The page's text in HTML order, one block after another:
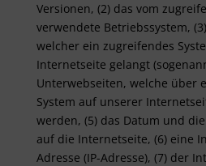
Versionen, (2) das vom
verwendete Betriebssystem,
welcher ein zugreifendes
Internetseite gelangt
Unterwebseiten, welche über
System auf unserer
werden, (5) das Datum und
auf die Internetseite, (6) eine
Adresse (IP-Adresse), (7) der